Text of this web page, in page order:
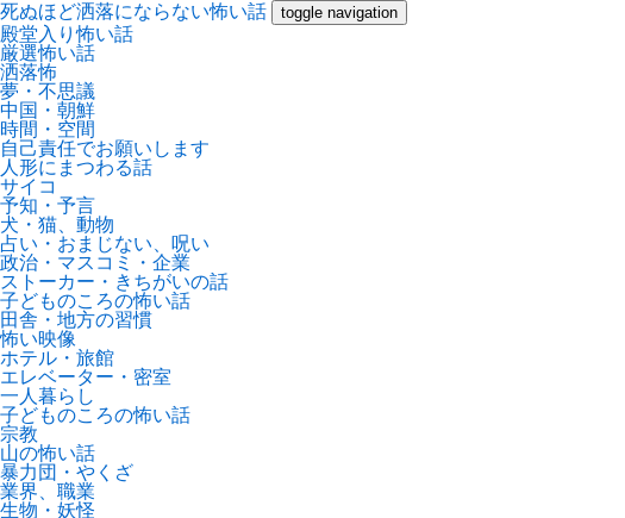
死ぬほど洒落にならない怖い話 toggle navigation
殿堂入り怖い話
厳選怖い話
洒落怖
夢・不思議
中国・朝鮮
時間・空間
自己責任でお願いします
人形にまつわる話
サイコ
予知・予言
犬・猫、動物
占い・おまじない、呪い
政治・マスコミ・企業
ストーカー・きちがいの話
子どものころの怖い話
田舎・地方の習慣
怖い映像
ホテル・旅館
エレベーター・密室
一人暮らし
子どものころの怖い話
宗教
山の怖い話
暴力団・やくざ
業界、職業
生物・妖怪